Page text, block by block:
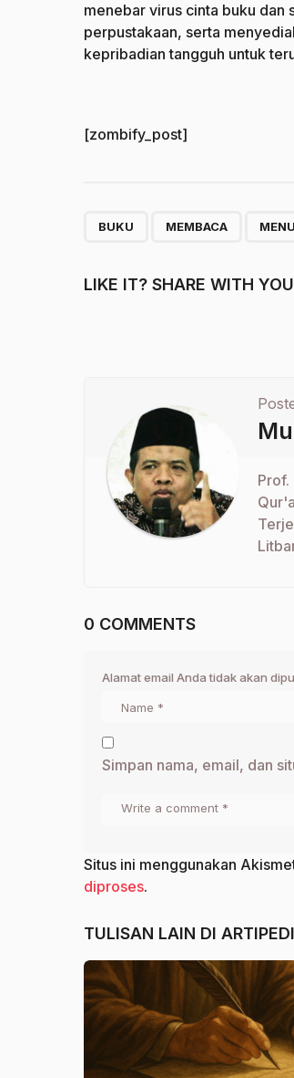
menebar virus cinta buku
perpustakaan, serta
kepribadian tangguh untuk
[zombify_post]
BUKU MEMBACA
LIKE IT? SHARE WITH
Prof.
0 COMMENTS
Alamat email Anda tidak akan
Simpan nama, email, dan
Situs ini menggunakan
diproses.
TULISAN LAIN DI